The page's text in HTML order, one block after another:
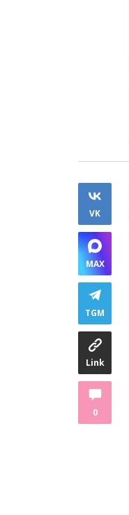
VK
MAX
TGM
Link
0